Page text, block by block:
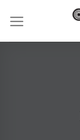
content